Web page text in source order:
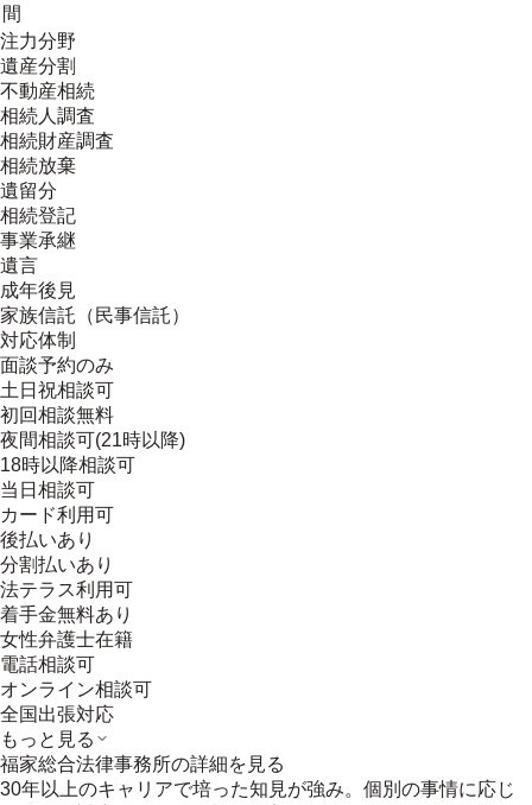
間
注力分野
遺産分割
不動産相続
相続人調査
相続財産調査
相続放棄
遺留分
相続登記
事業承継
遺言
成年後見
家族信託（民事信託）
対応体制
面談予約のみ
土日祝相談可
初回相談無料
夜間相談可(21時以降)
18時以降相談可
当日相談可
カード利用可
後払いあり
分割払いあり
法テラス利用可
着手金無料あり
女性弁護士在籍
電話相談可
オンライン相談可
全国出張対応
もっと見る
福家総合法律事務所の詳細を見る
30年以上のキャリアで培った知見が強み。個別の事情に応じ